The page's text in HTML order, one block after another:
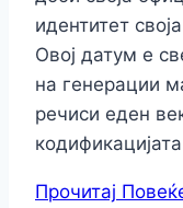
идентитет
Овој датум е
на генерации
речиси еден
Прочитај